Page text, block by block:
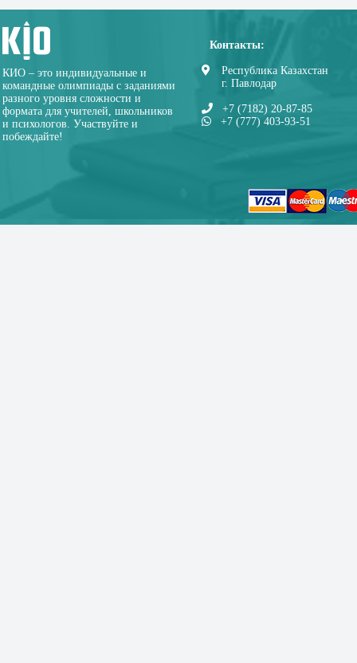
КИО – это индивидуальные и
командные олимпиады с заданиями
разного уровня сложности и
формата для учителей, школьников
и психологов. Участвуйте и
побеждайте!
Контакты:
Республика Казахстан
г. Павлодар
+7 (7182) 20-87-85
+7 (777) 403-93-51